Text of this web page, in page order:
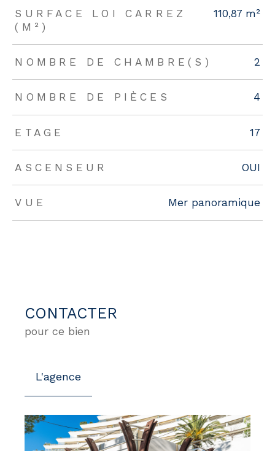
SURFACE LOI CARREZ
(M²)
110,87 m²
NOMBRE DE CHAMBRE(S) 2
NOMBRE DE PIÈCES 4
ETAGE 17
ASCENSEUR OUI
VUE Mer panoramique
CONTACTER
pour ce bien
L'agence